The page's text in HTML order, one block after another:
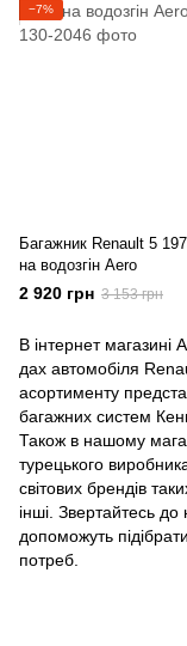
−7%
Багажник Renault 5
на водозгін Aero
2 920 грн 3 153 грн
В інтернет магазині
дах автомобіля
асортименту
багажних систем
Також в нашому
турецького
світових брендів
інші. Звертайтесь до
допоможуть
потреб.